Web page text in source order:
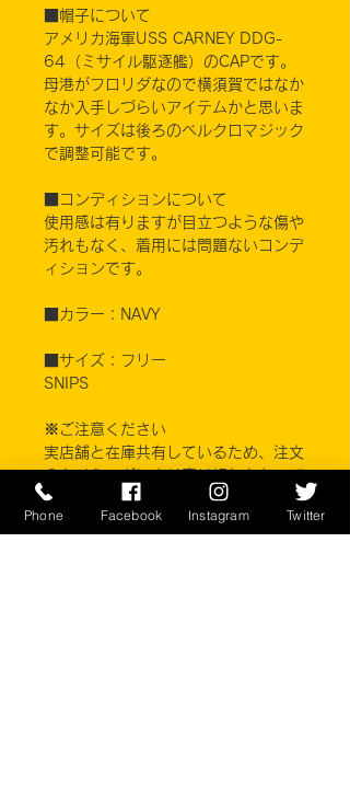
■帽子について
アメリカ海軍USS CARNEY DDG-
64（ミサイル駆逐艦）のCAPです。
母港がフロリダなので横須賀ではなか
なか入手しづらいアイテムかと思いま
す。サイズは後ろのベルクロマジック
で調整可能です。
■コンディションについて
使用感は有りますが目立つような傷や
汚れもなく、着用には問題ないコンデ
ィションです。
■カラー：NAVY
■サイズ：フリー
SNIPS
※ご注意ください
実店舗と在庫共有しているため、注文
しまう場合がございます。
お客様のご覧になっている環境により
Phone Facebook Instagram Twitter